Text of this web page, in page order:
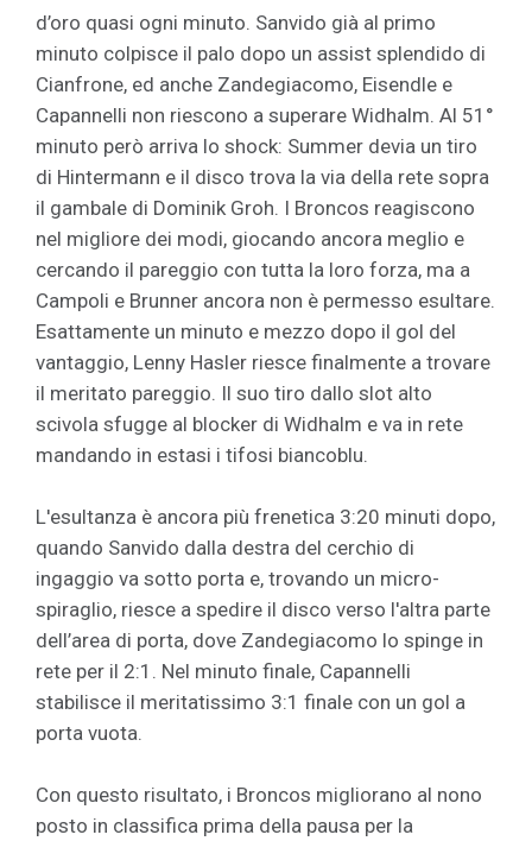
d’oro quasi ogni minuto. Sanvido già al primo
minuto colpisce il palo dopo un assist splendido di
Cianfrone, ed anche Zandegiacomo, Eisendle e
Capannelli non riescono a superare Widhalm. Al 51°
minuto però arriva lo shock: Summer devia un tiro
di Hintermann e il disco trova la via della rete sopra
il gambale di Dominik Groh. I Broncos reagiscono
nel migliore dei modi, giocando ancora meglio e
cercando il pareggio con tutta la loro forza, ma a
Campoli e Brunner ancora non è permesso esultare.
Esattamente un minuto e mezzo dopo il gol del
vantaggio, Lenny Hasler riesce finalmente a trovare
il meritato pareggio. Il suo tiro dallo slot alto
scivola sfugge al blocker di Widhalm e va in rete
mandando in estasi i tifosi biancoblu.
L'esultanza è ancora più frenetica 3:20 minuti dopo,
quando Sanvido dalla destra del cerchio di
ingaggio va sotto porta e, trovando un micro-
spiraglio, riesce a spedire il disco verso l'altra parte
dell’area di porta, dove Zandegiacomo lo spinge in
rete per il 2:1. Nel minuto finale, Capannelli
stabilisce il meritatissimo 3:1 finale con un gol a
porta vuota.
Con questo risultato, i Broncos migliorano al nono
posto in classifica prima della pausa per la